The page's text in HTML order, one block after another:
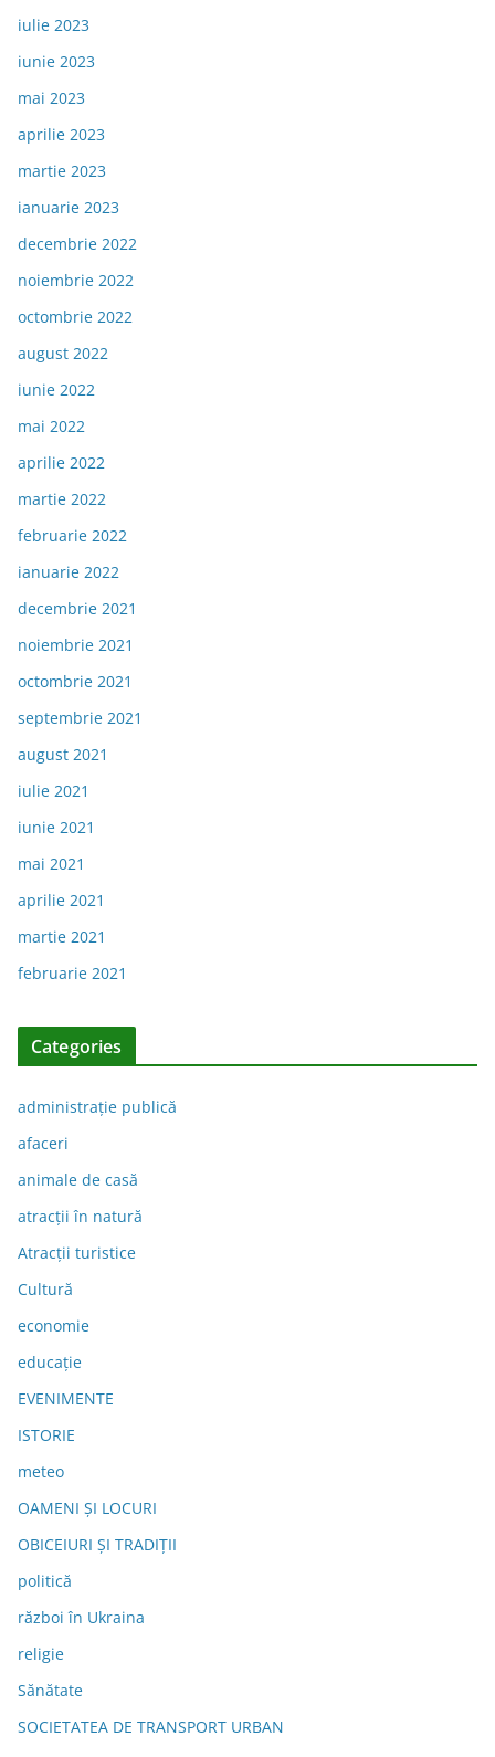
iulie 2023
iunie 2023
mai 2023
aprilie 2023
martie 2023
ianuarie 2023
decembrie 2022
noiembrie 2022
octombrie 2022
august 2022
iunie 2022
mai 2022
aprilie 2022
martie 2022
februarie 2022
ianuarie 2022
decembrie 2021
noiembrie 2021
octombrie 2021
septembrie 2021
august 2021
iulie 2021
iunie 2021
mai 2021
aprilie 2021
martie 2021
februarie 2021
Categories
administraţie publică
afaceri
animale de casă
atracții în natură
Atracții turistice
Cultură
economie
educație
EVENIMENTE
ISTORIE
meteo
OAMENI ȘI LOCURI
OBICEIURI ȘI TRADIȚII
politică
război în Ukraina
religie
Sănătate
SOCIETATEA DE TRANSPORT URBAN